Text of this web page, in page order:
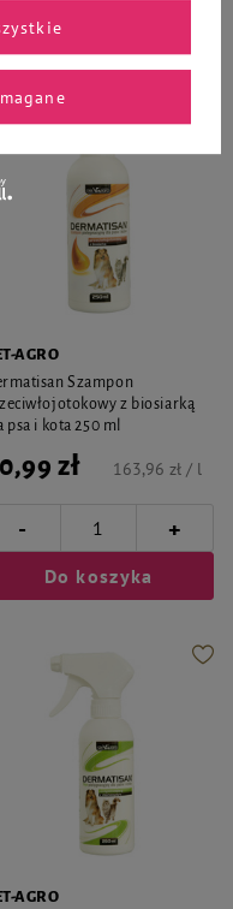
Do koszyka
AGRO
Szampon
z biosiarką
psa i kota 250 ml
zł 163,96 zł / l
- +
Do koszyka
AGRO